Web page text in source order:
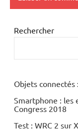
Rechercher
Objets
Smartphone : les
Congress 2018
Test : WRC 2 sur